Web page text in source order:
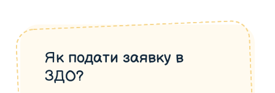
Як подати заявку в
ЗДО?